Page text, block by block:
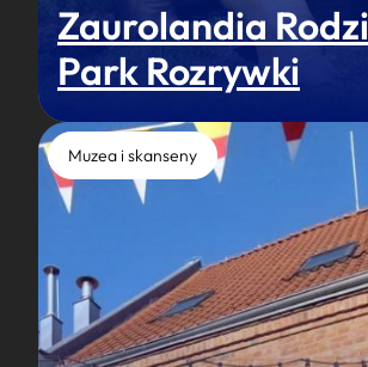
Zaurolandia
Park Rozrywki
Muzea i skanseny